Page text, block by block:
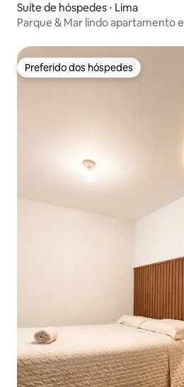
Suíte de hóspedes ⋅ Lima
Parque & Mar lindo apartamento
Preferido dos hóspedes
Preferido dos hóspedes